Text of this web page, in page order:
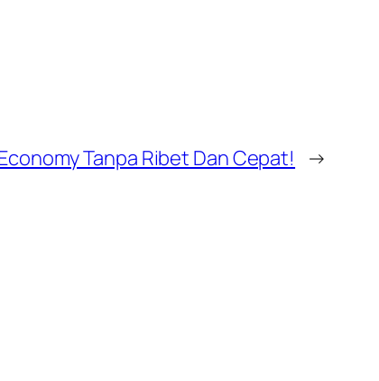
Tanpa Ribet Dan Cepat! →